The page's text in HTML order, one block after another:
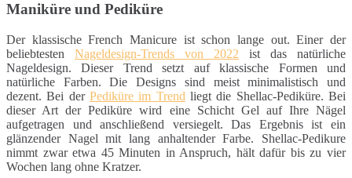
Maniküre und Pediküre
Der klassische French Manicure ist schon lange out. Einer der
beliebtesten Nageldesign-Trends von 2022 ist das natürliche
Nageldesign. Dieser Trend setzt auf klassische Formen und
natürliche Farben. Die Designs sind meist minimalistisch und
dezent. Bei der Pediküre im Trend liegt die Shellac-Pediküre. Bei
dieser Art der Pediküre wird eine Schicht Gel auf Ihre Nägel
aufgetragen und anschließend versiegelt. Das Ergebnis ist ein
glänzender Nagel mit lang anhaltender Farbe. Shellac-Pedikure
nimmt zwar etwa 45 Minuten in Anspruch, hält dafür bis zu vier
Wochen lang ohne Kratzer.